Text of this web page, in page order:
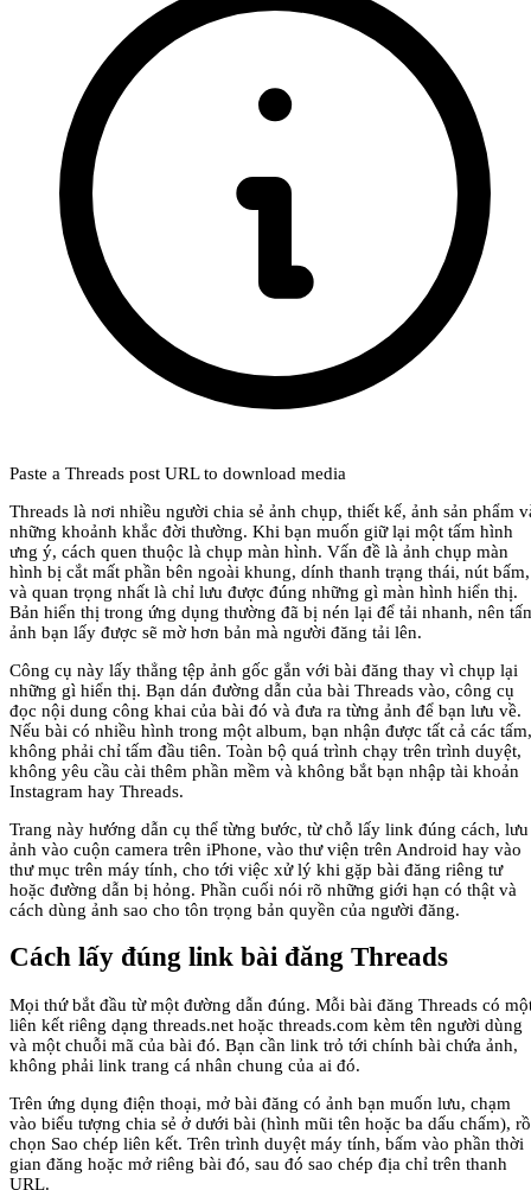
Paste a Threads post URL to download media
Threads là nơi nhiều người chia sẻ ảnh chụp, thiết kế, ảnh sản phẩm
những khoảnh khắc đời thường. Khi bạn muốn giữ lại một tấm hình
ưng ý, cách quen thuộc là chụp màn hình. Vấn đề là ảnh chụp màn
hình bị cắt mất phần bên ngoài khung, dính thanh trạng thái, nút bấm,
và quan trọng nhất là chỉ lưu được đúng những gì màn hình hiển thị.
Bản hiển thị trong ứng dụng thường đã bị nén lại để tải nhanh, nên
ảnh bạn lấy được sẽ mờ hơn bản mà người đăng tải lên.
Công cụ này lấy thẳng tệp ảnh gốc gắn với bài đăng thay vì chụp lại
những gì hiển thị. Bạn dán đường dẫn của bài Threads vào, công cụ
đọc nội dung công khai của bài đó và đưa ra từng ảnh để bạn lưu về.
Nếu bài có nhiều hình trong một album, bạn nhận được tất cả các tấm,
không phải chỉ tấm đầu tiên. Toàn bộ quá trình chạy trên trình duyệt,
không yêu cầu cài thêm phần mềm và không bắt bạn nhập tài khoản
Instagram hay Threads.
Trang này hướng dẫn cụ thể từng bước, từ chỗ lấy link đúng cách, lưu
ảnh vào cuộn camera trên iPhone, vào thư viện trên Android hay vào
thư mục trên máy tính, cho tới việc xử lý khi gặp bài đăng riêng tư
hoặc đường dẫn bị hỏng. Phần cuối nói rõ những giới hạn có thật và
cách dùng ảnh sao cho tôn trọng bản quyền của người đăng.
Cách lấy đúng link bài đăng Threads
Mọi thứ bắt đầu từ một đường dẫn đúng. Mỗi bài đăng Threads có
liên kết riêng dạng threads.net hoặc threads.com kèm tên người dùng
và một chuỗi mã của bài đó. Bạn cần link trỏ tới chính bài chứa ảnh,
không phải link trang cá nhân chung của ai đó.
Trên ứng dụng điện thoại, mở bài đăng có ảnh bạn muốn lưu, chạm
vào biểu tượng chia sẻ ở dưới bài (hình mũi tên hoặc ba dấu chấm),
chọn Sao chép liên kết. Trên trình duyệt máy tính, bấm vào phần thời
gian đăng hoặc mở riêng bài đó, sau đó sao chép địa chỉ trên thanh
URL.